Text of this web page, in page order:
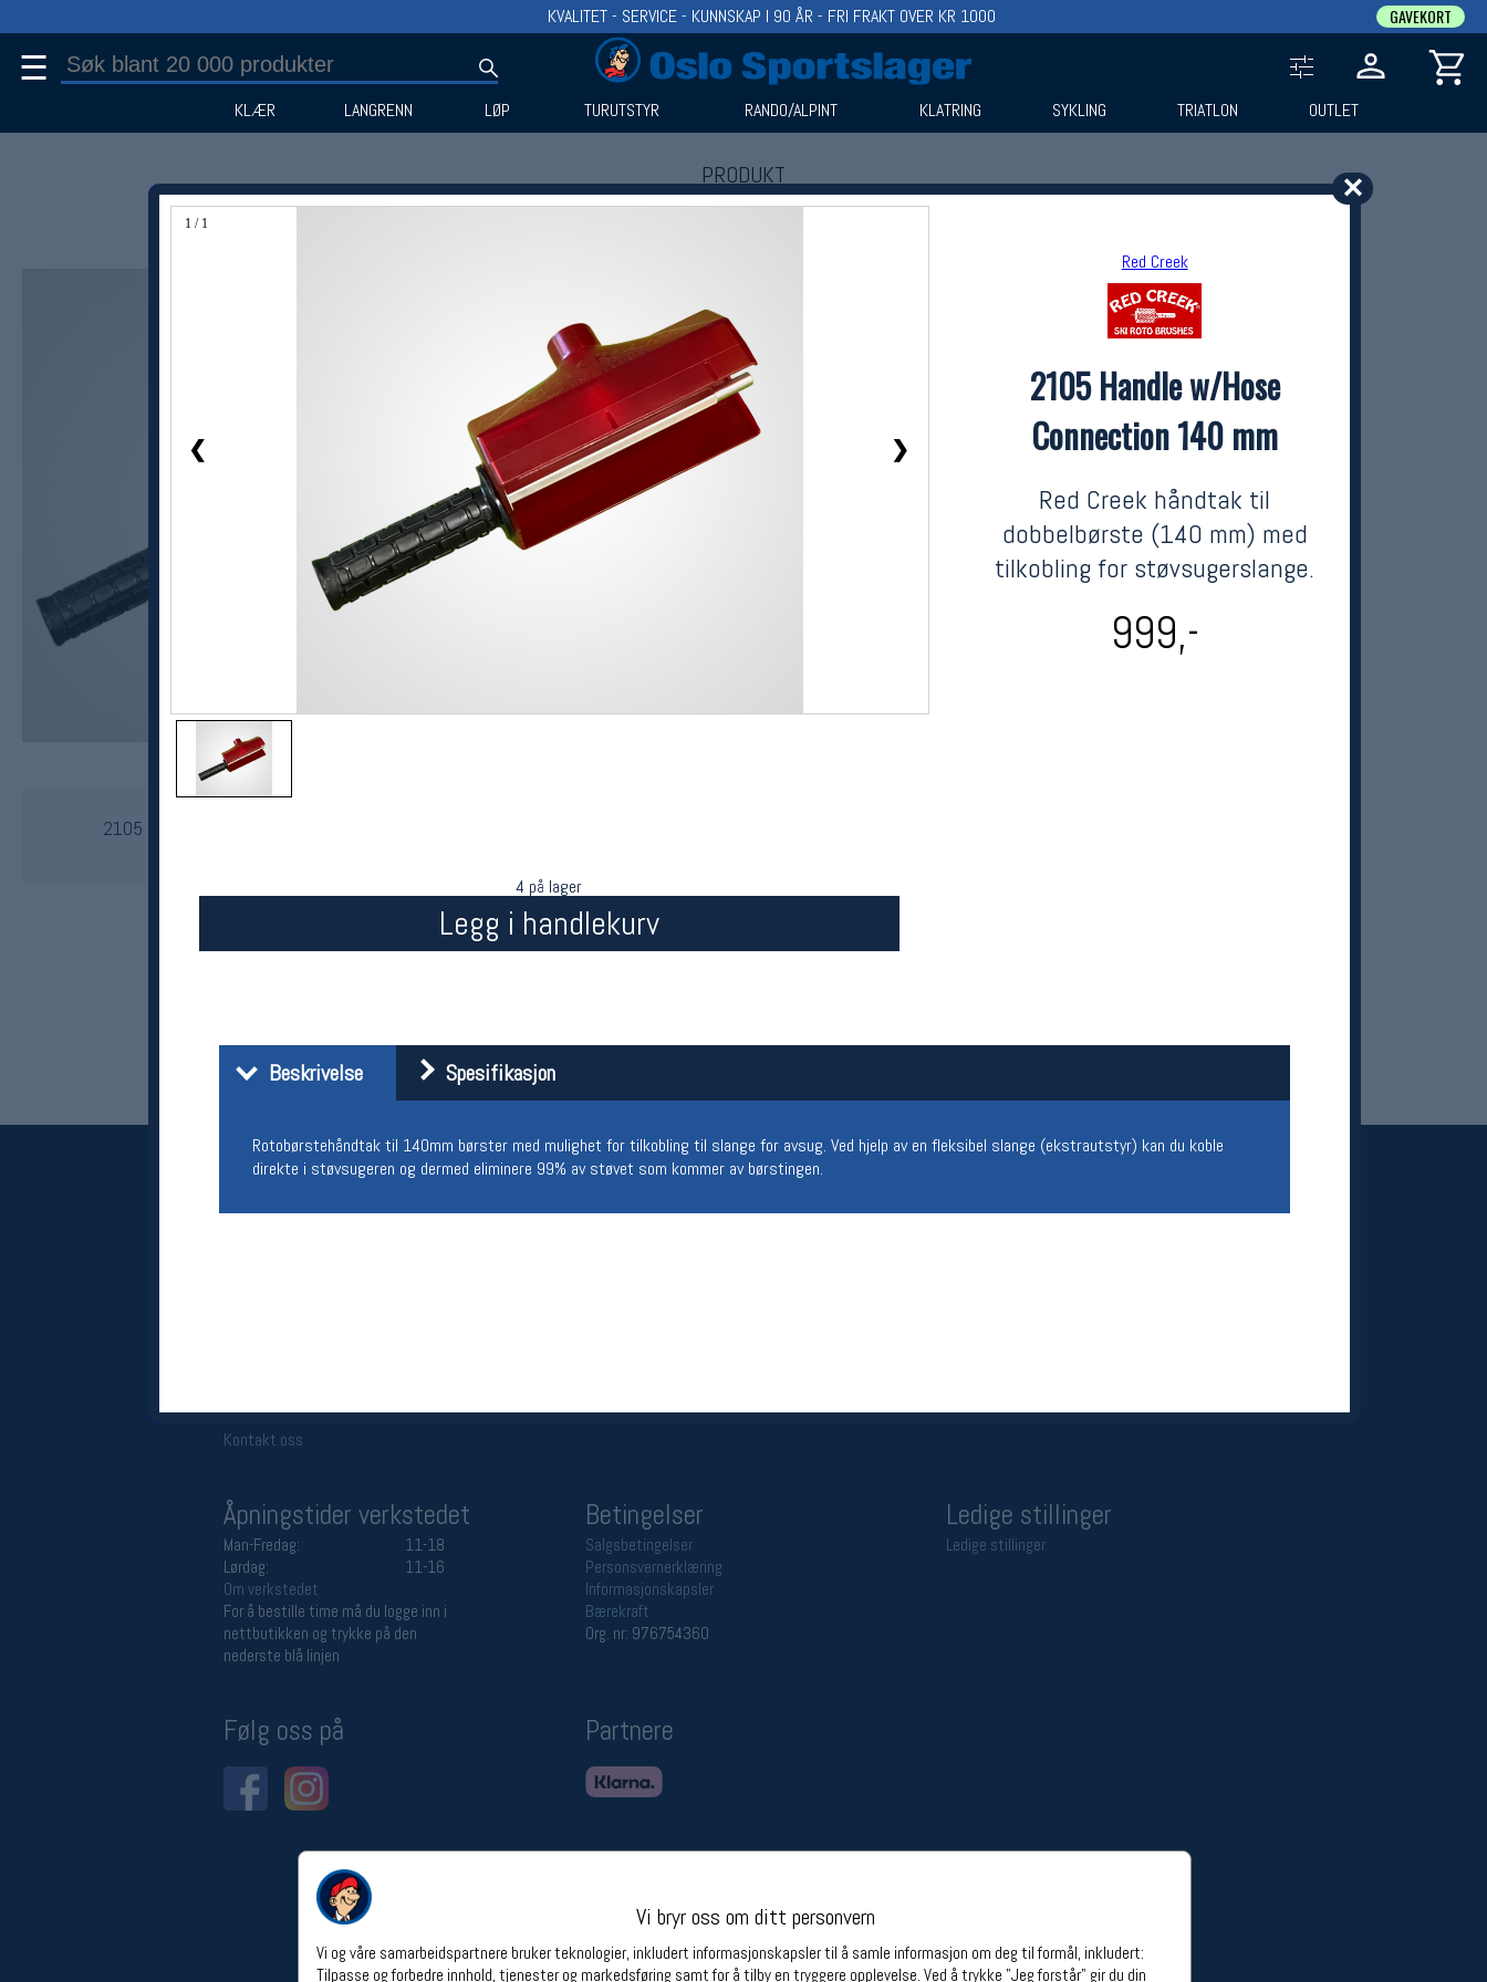
✕
1 / 1
❮ ❯
Red Creek
2105 Handle w/Hose
Connection 140 mm
Red Creek håndtak til
dobbelbørste (140 mm) med
tilkobling for støvsugerslange.
999,-
4 på lager
Legg i handlekurv
Beskrivelse Spesifikasjon
Rotobørstehåndtak til 140mm børster med mulighet for tilkobling til slange for avsug. Ved hjelp av en fleksibel slange (ekstrautstyr) kan du koble
direkte i støvsugeren og dermed eliminere 99% av støvet som kommer av børstingen.
Vi bryr oss om ditt personvern
Vi og våre samarbeidspartnere bruker teknologier, inkludert informasjonskapsler til å samle informasjon om deg til formål, inkludert:
Tilpasse og forbedre innhold, tjenester og markedsføring samt for å tilby en tryggere opplevelse. Ved å trykke "Jeg forstår" gir du din
KVALITET - SERVICE - KUNNSKAP I 90 ÅR - FRI FRAKT OVER KR 1000 GAVEKORT
☰
KLÆR LANGRENN LØP TURUTSTYR RANDO/ALPINT KLATRING SYKLING TRIATLON OUTLET
PRODUKT
Produkter (1)
Red Creek
2105 Handle w/Hose Connection 140 mm
Om oss
Kontakt oss
Åpningstider verkstedet
Man-Fredag:
11-18
Lørdag:
11-16
Om verkstedet
For å bestille time må du logge inn i
nettbutikken og trykke på den
nederste blå linjen
Betingelser
Salgsbetingelser
Personsvernerklæring
Informasjonskapsler
Bærekraft
Org. nr: 976754360
Ledige stillinger
Ledige stillinger
Følg oss på Partnere